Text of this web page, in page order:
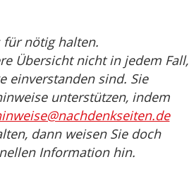
nötig halten.
Übersicht nicht in jedem Fall,
einverstanden sind. Sie
unterstützen, indem
dann weisen Sie doch
Information hin.